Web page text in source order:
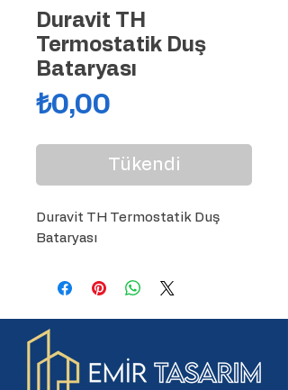
Duravit TH
Termostatik Duş
Bataryası
₺0,00
Tükendi
Duravit TH Termostatik Duş
Bataryası